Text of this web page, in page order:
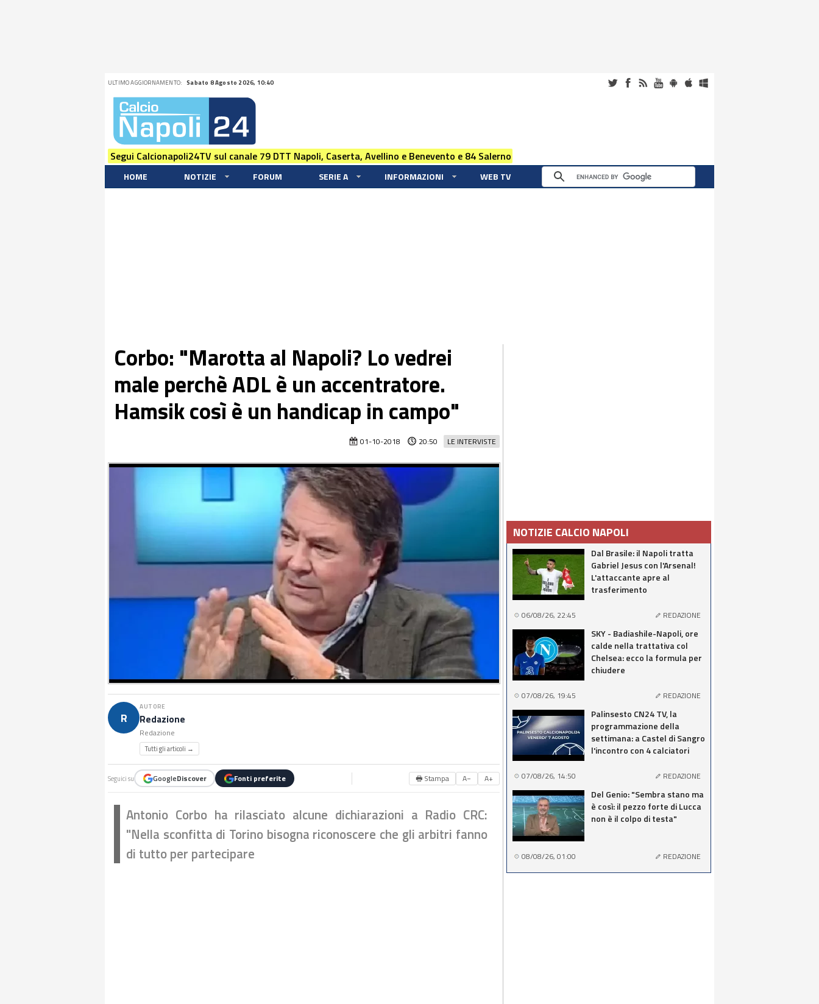
ULTIMO AGGIORNAMENTO: Sabato 8 Agosto 2026, 10:40
Segui Calcionapoli24TV sul canale 79 DTT Napoli, Caserta, Avellino e Benevento e 84 Salerno
HOME NOTIZIE FORUM SERIE A INFORMAZIONI WEB TV
Corbo: "Marotta al Napoli? Lo vedrei
male perchè ADL è un accentratore.
Hamsik così è un handicap in campo"
LE INTERVISTE
01-10-2018 20:50
R
AUTORE
Redazione
Redazione
Tutti gli articoli →
Seguici su GoogleDiscover Fonti preferite 🖶 Stampa A− A+
Antonio Corbo ha rilasciato alcune dichiarazioni a Radio CRC:
"Nella sconfitta di Torino bisogna riconoscere che gli arbitri fanno
di tutto per partecipare
NOTIZIE CALCIO NAPOLI
Dal Brasile: il Napoli tratta
Gabriel Jesus con l'Arsenal!
L'attaccante apre al
trasferimento
06/08/26, 22:45 REDAZIONE
SKY - Badiashile-Napoli, ore
calde nella trattativa col
Chelsea: ecco la formula per
chiudere
07/08/26, 19:45 REDAZIONE
Palinsesto CN24 TV, la
programmazione della
settimana: a Castel di Sangro
l'incontro con 4 calciatori
07/08/26, 14:50 REDAZIONE
Del Genio: "Sembra stano ma
è così: il pezzo forte di Lucca
non è il colpo di testa"
08/08/26, 01:00 REDAZIONE